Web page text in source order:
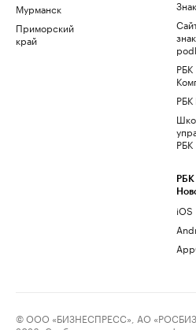
Мурманск
Приморский
край
РБК
РБК
РБК
iOS
© ООО «БИЗНЕСПРЕСС», АО